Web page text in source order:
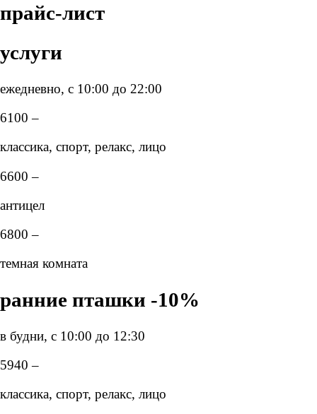
прайс-лист
услуги
ежедневно, с 10:00 до 22:00
6100 –
классика, спорт, релакс, лицо
6600 –
антицел
6800 –
темная комната
ранние пташки -10%
в будни, с 10:00 до 12:30
5940 –
классика, спорт, релакс, лицо